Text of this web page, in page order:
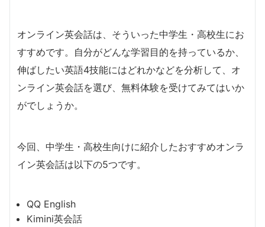
オンライン英会話は、そういった中学生・高校生にお
すすめです。自分がどんな学習目的を持っているか、
伸ばしたい英語4技能にはどれかなどを分析して、オ
ンライン英会話を選び、無料体験を受けてみてはいか
がでしょうか。
今回、中学生・高校生向けに紹介したおすすめオンラ
イン英会話は以下の5つです。
QQ English
Kimini英会話